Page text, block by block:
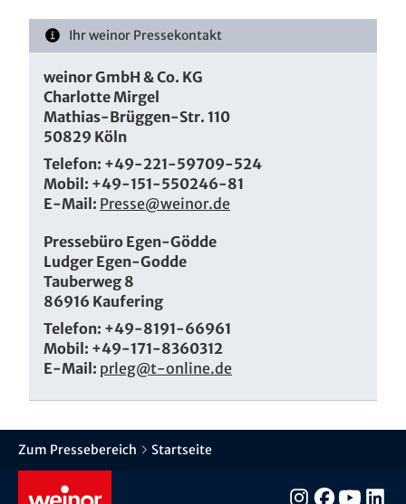
Ihr weinor Pressekontakt
weinor GmbH & Co. KG
Charlotte Mirgel
Mathias-Brüggen-Str. 110
50829 Köln
Telefon: +49-221-59709-524
Mobil: +49-151-550246-81
E-Mail: Presse@weinor.de
Pressebüro Egen-Gödde
Ludger Egen-Godde
Tauberweg 8
86916 Kaufering
Telefon: +49-8191-66961
Mobil: +49-171-8360312
E-Mail: prleg@t-online.de
Zum Pressebereich Startseite